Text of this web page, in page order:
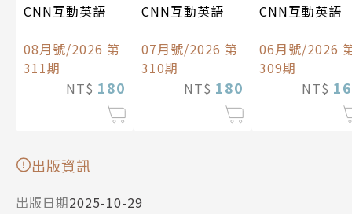
CNN互動英語
08月號/2026 第
311期
NT$ 180
CNN互動英語
07月號/2026 第
310期
NT$ 180
CNN互動英語
06月號/2026
309期
NT$
出版資訊
出版日期2025-10-29